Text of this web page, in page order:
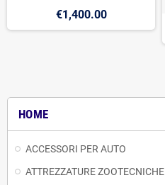
HOME
ACCESSORI PER AUTO
ATTREZZATURE ZOOTECNICHE
€1,400.00